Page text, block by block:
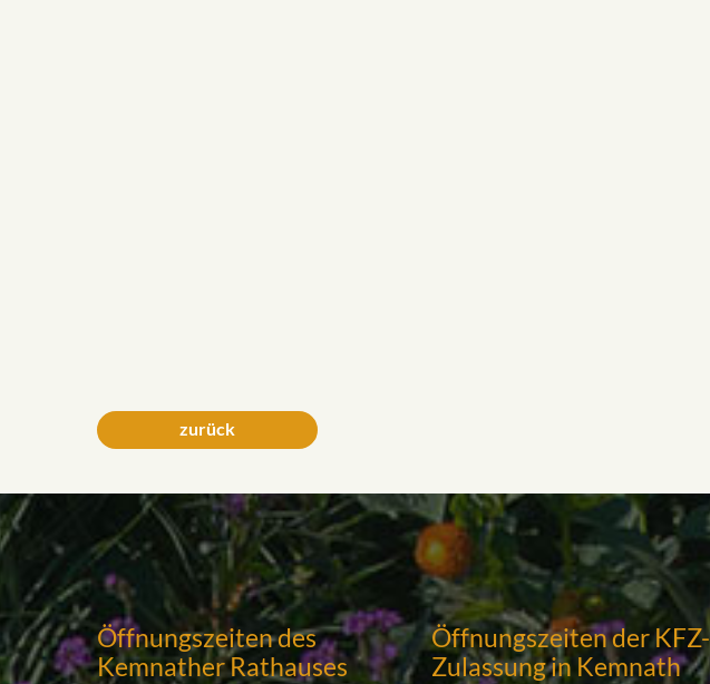
zurück
Öffnungszeiten des
Kemnather Rathauses
Öffnungszeiten der KFZ-
Zulassung in Kemnath